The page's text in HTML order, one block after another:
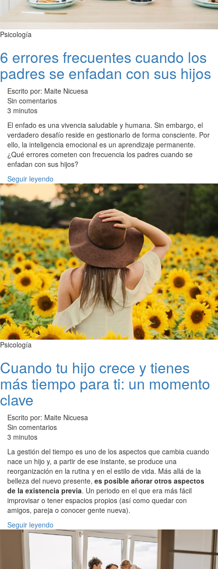
Psicología
6 errores frecuentes cuando los
padres se enfadan con sus hijos
Escrito por: Maite Nicuesa
Sin comentarios
3 minutos
El enfado es una vivencia saludable y humana. Sin embargo, el
verdadero desafío reside en gestionarlo de forma consciente. Por
ello, la inteligencia emocional es un aprendizaje permanente.
¿Qué errores cometen con frecuencia los padres cuando se
enfadan con sus hijos?
Seguir leyendo
Psicología
Cuando tu hijo crece y tienes
más tiempo para ti: un momento
clave
Escrito por: Maite Nicuesa
Sin comentarios
3 minutos
La gestión del tiempo es uno de los aspectos que cambia cuando
nace un hijo y, a partir de ese instante, se produce una
reorganización en la rutina y en el estilo de vida. Más allá de la
belleza del nuevo presente, es posible añorar otros aspectos
de la existencia previa. Un periodo en el que era más fácil
improvisar o tener espacios propios (así como quedar con
amigos, pareja o conocer gente nueva).
Seguir leyendo